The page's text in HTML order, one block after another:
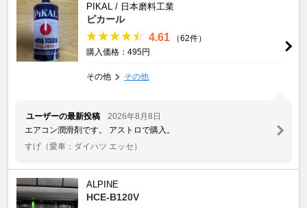
PIKAL / 日本磨料工業
ピカール
4.61
（62件）
購入価格：495円
その他 その他
ユーザーの最新投稿
2026年8月8日
エアコン潤滑剤です。 アストロで購入。
すげ （愛車：ダイハツ エッセ）
ALPINE
HCE-B120V